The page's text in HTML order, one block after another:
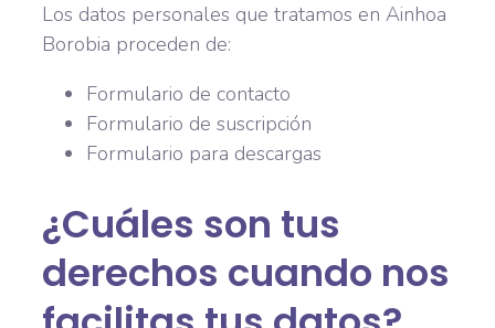
Los datos personales que tratamos en Ainhoa
Borobia proceden de:
Formulario de contacto
Formulario de suscripción
Formulario para descargas
¿Cuáles son tus
derechos cuando nos